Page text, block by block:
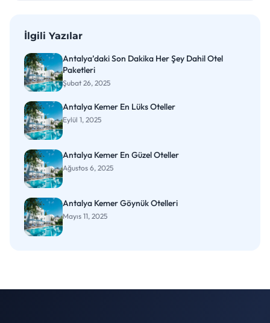
İlgili Yazılar
Antalya’daki Son Dakika Her Şey Dahil Otel
Paketleri
Şubat 26, 2025
Antalya Kemer En Lüks Oteller
Eylül 1, 2025
Antalya Kemer En Güzel Oteller
Ağustos 6, 2025
Antalya Kemer Göynük Otelleri
Mayıs 11, 2025